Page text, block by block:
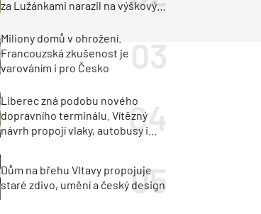
za Lužánkami narazil na výškový
Miliony domů v ohrožení.
Francouzská zkušenost je
varováním i pro Česko
Liberec zná podobu nového
dopravního terminálu. Vítězný
návrh propojí vlaky, autobusy i
Dům na břehu Vltavy propojuje
staré zdivo, umění a český design